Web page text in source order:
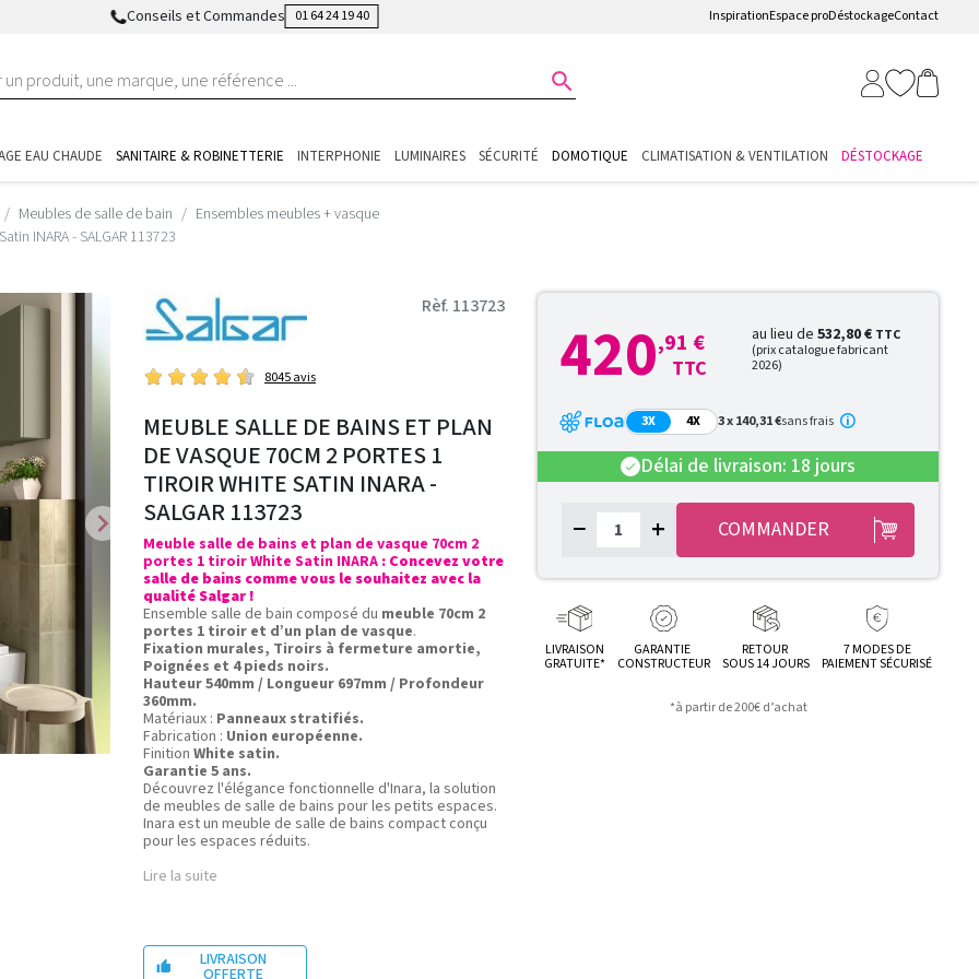
Conseils et Commandes 01 64 24 19 40 InspirationEspace proDéstockageContact

EAU CHAUDE SANITAIRE & ROBINETTERIE INTERPHONIE LUMINAIRES SÉCURITÉ DOMOTIQUE CLIMATISATION & VENTILATION DÉSTOCKAGE
Meubles de salle de bain
Ensembles meubles + vasque
INARA - SALGAR 113723
chevron_right
Rèf. 113723
8045 avis
MEUBLE SALLE DE BAINS ET PLAN
DE VASQUE 70CM 2 PORTES 1
TIROIR WHITE SATIN INARA -
SALGAR 113723
Meuble salle de bains et plan de vasque 70cm 2
portes 1 tiroir White Satin INARA: Concevez votre
salle de bains comme vous le souhaitez avec la
qualité Salgar !
Ensemble salle de bain composé du meuble 70cm 2
portes 1 tiroir et d’un plan de vasque.
Fixation murales, Tiroirs à fermeture amortie,
Poignées et 4 pieds noirs.
Hauteur 540mm / Longueur 697mm / Profondeur
360mm.
Matériaux : Panneaux stratifiés.
Fabrication : Union européenne.
Finition White satin.
Garantie 5 ans.
Découvrez l'élégance fonctionnelle d'Inara, la solution
de meubles de salle de bains pour les petits espaces.
Inara est un meuble de salle de bains compact conçu
pour les espaces réduits.
Lire la suite
 LIVRAISON
OFFERTE
420,91 €
TTC
au lieu de 532,80 € TTC
(prix catalogue fabricant
2026)
3X 4X 3 x 140,31 €sans frais
check Délai de livraison: 18 jours
− + COMMANDER
LIVRAISON
GRATUITE*
GARANTIE
CONSTRUCTEUR
RETOUR
SOUS 14 JOURS
7 MODES DE
PAIEMENT SÉCURISÉ
*à partir de 200€ d’achat